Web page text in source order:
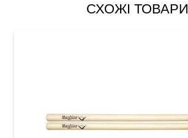
СХОЖІ ТОВАРИ